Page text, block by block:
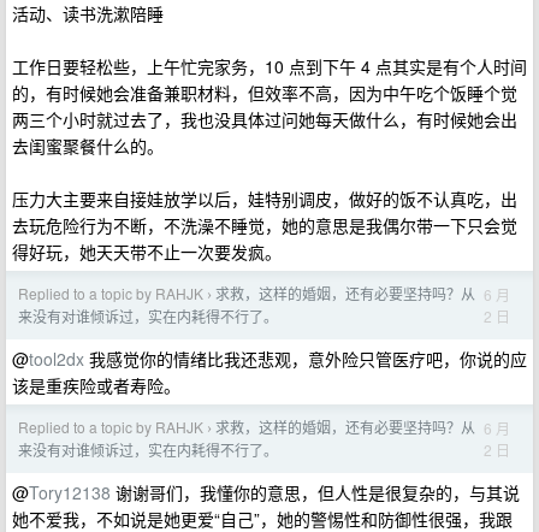
活动、读书洗漱陪睡
工作日要轻松些，上午忙完家务，10 点到下午 4 点其实是有个人时间
的，有时候她会准备兼职材料，但效率不高，因为中午吃个饭睡个觉
两三个小时就过去了，我也没具体过问她每天做什么，有时候她会出
去闺蜜聚餐什么的。
压力大主要来自接娃放学以后，娃特别调皮，做好的饭不认真吃，出
去玩危险行为不断，不洗澡不睡觉，她的意思是我偶尔带一下只会觉
得好玩，她天天带不止一次要发疯。
Replied to a topic by RAHJK › 求救，这样的婚姻，还有必要坚持吗？从
来没有对谁倾诉过，实在内耗得不行了。
6 月
2 日
@tool2dx 我感觉你的情绪比我还悲观，意外险只管医疗吧，你说的应
该是重疾险或者寿险。
Replied to a topic by RAHJK › 求救，这样的婚姻，还有必要坚持吗？从
来没有对谁倾诉过，实在内耗得不行了。
6 月
2 日
@Tory12138 谢谢哥们，我懂你的意思，但人性是很复杂的，与其说
她不爱我，不如说是她更爱“自己”，她的警惕性和防御性很强，我跟